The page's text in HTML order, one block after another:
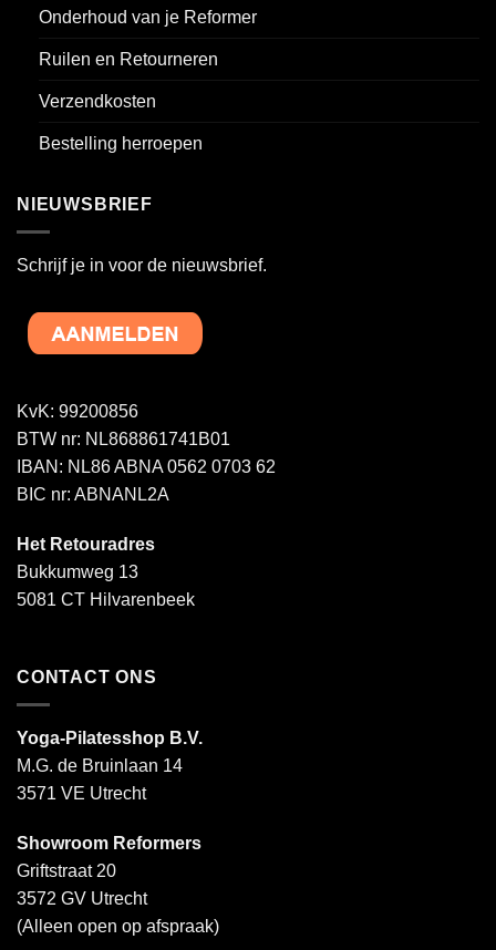
Onderhoud van je Reformer
Ruilen en Retourneren
Verzendkosten
Bestelling herroepen
NIEUWSBRIEF
Schrijf je in voor de nieuwsbrief.
KvK: 99200856
BTW nr: NL868861741B01
IBAN: NL86 ABNA 0562 0703 62
BIC nr: ABNANL2A
Het Retouradres
Bukkumweg 13
5081 CT Hilvarenbeek
CONTACT ONS
Yoga-Pilatesshop B.V.
M.G. de Bruinlaan 14
3571 VE Utrecht
Showroom Reformers
Griftstraat 20
3572 GV Utrecht
(Alleen open op afspraak)